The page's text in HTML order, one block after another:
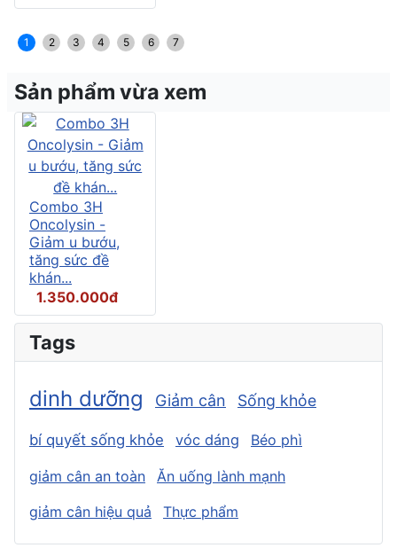
1 2 3 4 5 6 7
Sản phẩm vừa xem
Combo 3H
Oncolysin -
Giảm u bướu,
tăng sức đề
khán...
1.350.000đ
Tags
dinh dưỡng Giảm cân Sống khỏe
bí quyết sống khỏe vóc dáng Béo phì
giảm cân an toàn
Ăn uống lành mạnh
giảm cân hiệu quả
Thực phẩm